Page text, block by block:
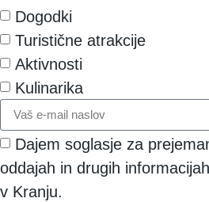
Dogodki
Turistične atrakcije
Aktivnosti
Kulinarika
Dajem soglasje za
oddajah in drugih
v Kranju.